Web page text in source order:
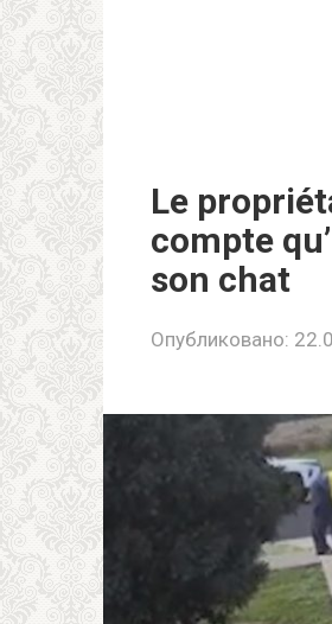
Le
compte
son chat
Опубликовано: